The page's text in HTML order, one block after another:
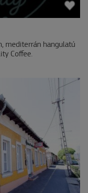
mediterrán hangulatú
Coffee.